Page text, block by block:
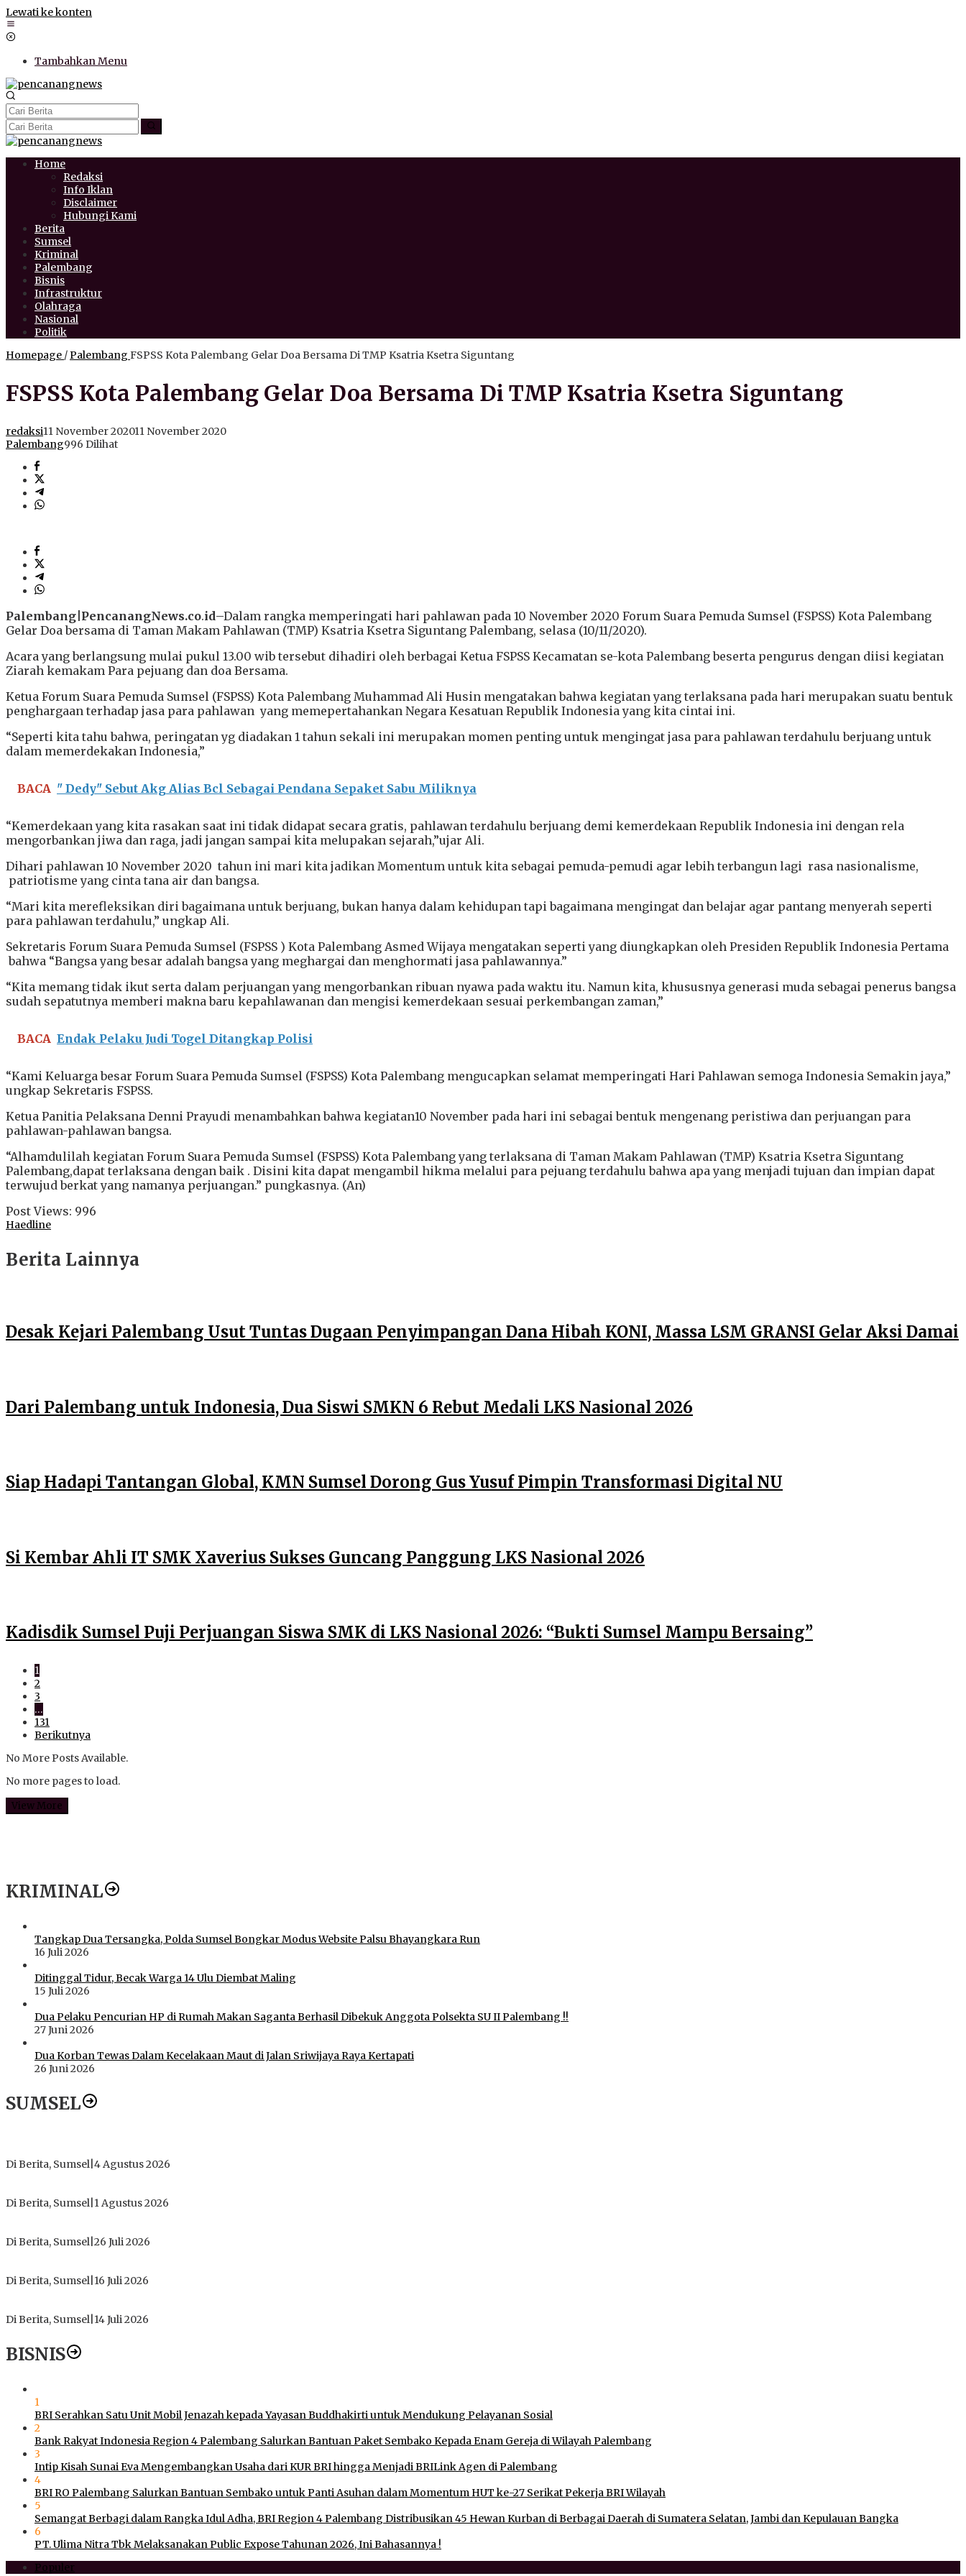
Lewati ke konten
Tambahkan Menu
Home
Redaksi
Info Iklan
Disclaimer
Hubungi Kami
Berita
Sumsel
Kriminal
Palembang
Bisnis
Infrastruktur
Olahraga
Nasional
Politik
Homepage /Palembang FSPSS Kota Palembang Gelar Doa Bersama Di TMP Ksatria Ksetra Siguntang
FSPSS Kota Palembang Gelar Doa Bersama Di TMP Ksatria Ksetra Siguntang
redaksi11 November 202011 November 2020
Palembang996 Dilihat
Palembang|PencanangNews.co.id–Dalam rangka memperingati hari pahlawan pada 10 November 2020 Forum Suara Pemuda Sumsel (FSPSS) Kota Palembang
Gelar Doa bersama di Taman Makam Pahlawan (TMP) Ksatria Ksetra Siguntang Palembang, selasa (10/11/2020).
Acara yang berlangsung mulai pukul 13.00 wib tersebut dihadiri oleh berbagai Ketua FSPSS Kecamatan se-kota Palembang beserta pengurus dengan diisi kegiatan
Ziarah kemakam Para pejuang dan doa Bersama.
Ketua Forum Suara Pemuda Sumsel (FSPSS) Kota Palembang Muhammad Ali Husin mengatakan bahwa kegiatan yang terlaksana pada hari merupakan suatu bentuk
penghargaan terhadap jasa para pahlawan yang memepertahankan Negara Kesatuan Republik Indonesia yang kita cintai ini.
“Seperti kita tahu bahwa, peringatan yg diadakan 1 tahun sekali ini merupakan momen penting untuk mengingat jasa para pahlawan terdahulu berjuang untuk
dalam memerdekakan Indonesia,”
BACA " Dedy" Sebut Akg Alias Bcl Sebagai Pendana Sepaket Sabu Miliknya
“Kemerdekaan yang kita rasakan saat ini tidak didapat secara gratis, pahlawan terdahulu berjuang demi kemerdekaan Republik Indonesia ini dengan rela
mengorbankan jiwa dan raga, jadi jangan sampai kita melupakan sejarah,”ujar Ali.
Dihari pahlawan 10 November 2020 tahun ini mari kita jadikan Momentum untuk kita sebagai pemuda-pemudi agar lebih terbangun lagi rasa nasionalisme,
patriotisme yang cinta tana air dan bangsa.
“Mari kita merefleksikan diri bagaimana untuk berjuang, bukan hanya dalam kehidupan tapi bagaimana mengingat dan belajar agar pantang menyerah seperti
para pahlawan terdahulu,” ungkap Ali.
Sekretaris Forum Suara Pemuda Sumsel (FSPSS ) Kota Palembang Asmed Wijaya mengatakan seperti yang diungkapkan oleh Presiden Republik Indonesia Pertama
bahwa “Bangsa yang besar adalah bangsa yang meghargai dan menghormati jasa pahlawannya.”
“Kita memang tidak ikut serta dalam perjuangan yang mengorbankan ribuan nyawa pada waktu itu. Namun kita, khususnya generasi muda sebagai penerus bangsa
sudah sepatutnya memberi makna baru kepahlawanan dan mengisi kemerdekaan sesuai perkembangan zaman,”
BACA Endak Pelaku Judi Togel Ditangkap Polisi
“Kami Keluarga besar Forum Suara Pemuda Sumsel (FSPSS) Kota Palembang mengucapkan selamat memperingati Hari Pahlawan semoga Indonesia Semakin jaya,”
ungkap Sekretaris FSPSS.
Ketua Panitia Pelaksana Denni Prayudi menambahkan bahwa kegiatan10 November pada hari ini sebagai bentuk mengenang peristiwa dan perjuangan para
pahlawan-pahlawan bangsa.
“Alhamdulilah kegiatan Forum Suara Pemuda Sumsel (FSPSS) Kota Palembang yang terlaksana di Taman Makam Pahlawan (TMP) Ksatria Ksetra Siguntang
Palembang,dapat terlaksana dengan baik . Disini kita dapat mengambil hikma melalui para pejuang terdahulu bahwa apa yang menjadi tujuan dan impian dapat
terwujud berkat yang namanya perjuangan.” pungkasnya. (An)
Post Views: 996
Haedline
Berita Lainnya
Desak Kejari Palembang Usut Tuntas Dugaan Penyimpangan Dana Hibah KONI, Massa LSM GRANSI Gelar Aksi Damai
Dari Palembang untuk Indonesia, Dua Siswi SMKN 6 Rebut Medali LKS Nasional 2026
Siap Hadapi Tantangan Global, KMN Sumsel Dorong Gus Yusuf Pimpin Transformasi Digital NU
Si Kembar Ahli IT SMK Xaverius Sukses Guncang Panggung LKS Nasional 2026
Kadisdik Sumsel Puji Perjuangan Siswa SMK di LKS Nasional 2026: “Bukti Sumsel Mampu Bersaing”
1
2
3
…
131
Berikutnya
No More Posts Available.
No more pages to load.
View More
KRIMINAL
Tangkap Dua Tersangka, Polda Sumsel Bongkar Modus Website Palsu Bhayangkara Run
16 Juli 2026
Ditinggal Tidur, Becak Warga 14 Ulu Diembat Maling
15 Juli 2026
Dua Pelaku Pencurian HP di Rumah Makan Saganta Berhasil Dibekuk Anggota Polsekta SU II Palembang !!
27 Juni 2026
Dua Korban Tewas Dalam Kecelakaan Maut di Jalan Sriwijaya Raya Kertapati
26 Juni 2026
SUMSEL
Di Berita, Sumsel 4 Agustus 2026
Di Berita, Sumsel 1 Agustus 2026
Di Berita, Sumsel 26 Juli 2026
Di Berita, Sumsel 16 Juli 2026
Di Berita, Sumsel 14 Juli 2026
BISNIS
1
BRI Serahkan Satu Unit Mobil Jenazah kepada Yayasan Buddhakirti untuk Mendukung Pelayanan Sosial
2
Bank Rakyat Indonesia Region 4 Palembang Salurkan Bantuan Paket Sembako Kepada Enam Gereja di Wilayah Palembang
3
Intip Kisah Sunai Eva Mengembangkan Usaha dari KUR BRI hingga Menjadi BRILink Agen di Palembang
4
BRI RO Palembang Salurkan Bantuan Sembako untuk Panti Asuhan dalam Momentum HUT ke-27 Serikat Pekerja BRI Wilayah
5
Semangat Berbagi dalam Rangka Idul Adha, BRI Region 4 Palembang Distribusikan 45 Hewan Kurban di Berbagai Daerah di Sumatera Selatan, Jambi dan Kepulauan Bangka
6
PT. Ulima Nitra Tbk Melaksanakan Public Expose Tahunan 2026, Ini Bahasannya !
Populer